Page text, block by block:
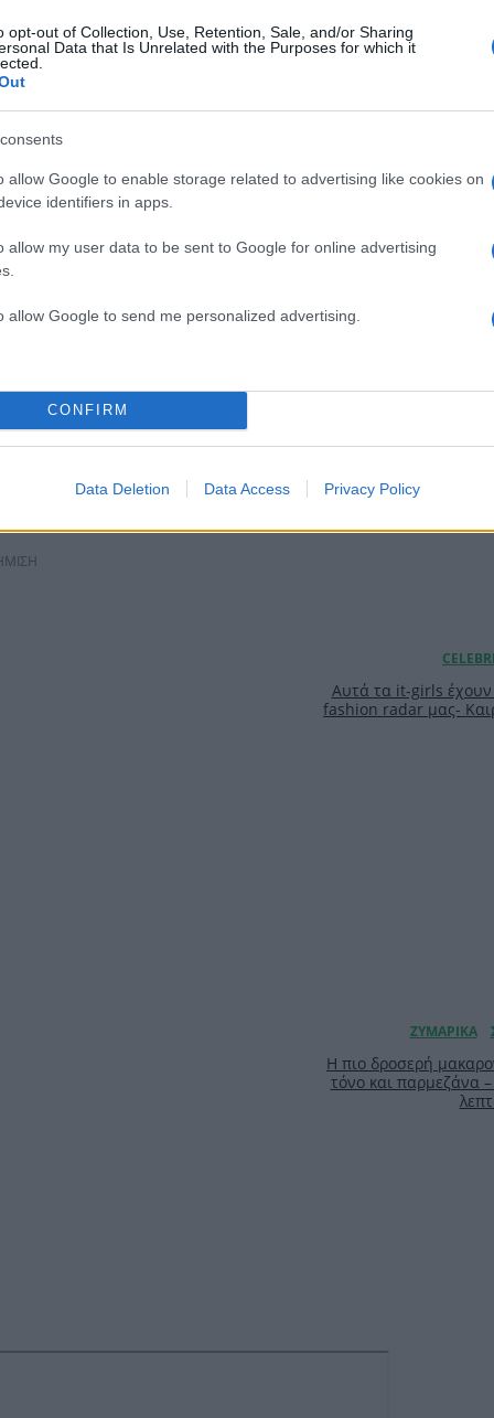
opt-out of Collection, Use, Retention, Sale, and/or Sharing
Data that Is Unrelated with the Purposes for which it
allow Google to enable storage related to advertising like cookies on
identifiers in apps.
allow my user data to be sent to Google for online advertising
allow Google to send me personalized advertising.
CONFIRM
Data Deletion Data Access Privacy Policy
τις δηλώσεις ένιωσε
να δώσει τη δική της
της στο instagram.
οι ψευδείς εντυπώσεις, η
δεν εξαγοράζονται, ούτε
κανενός και είναι
να εννοηθεί ότι με
μήνα. Το μόνο που απαιτώ είναι
για το ενδιαφέρον αλλά η
εκπομπές για να γίνει
στη δικαιοσύνη» έγραψε.
TOP
Αυτά τα it-girls έχουν
fashion radar μας-
Η πιο δροσερή
τόνο και παρμεζάνα